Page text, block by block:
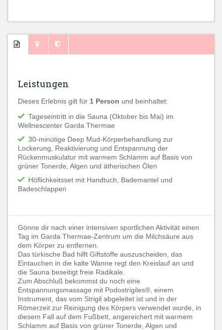
Leistungen
Dieses Erlebnis gilt für 1 Person und beinhaltet:
Tageseintritt in die Sauna (Oktober bis Mai) im
Wellnescenter Garda Thermae
30-minütige Deep Mud-Körperbehandlung zur
Lockerung, Reaktivierung und Entspannung der
Rückenmuskulatur mit warmem Schlamm auf Basis von
grüner Tonerde, Algen und ätherischen Ölen
Höflichkeitsset mit Handtuch, Bademantel und
Badeschlappen
Gönne dir nach einer intensiven sportlichen Aktivität einen
Tag im Garda Thermae-Zentrum um die Milchsäure aus
dem Körper zu entfernen.
Das türkische Bad hilft Giftstoffe auszuscheiden, das
Eintauchen in die kalte Wanne regt den Kreislauf an und
die Sauna beseitigt freie Radikale.
Zum Abschluß bekommst du noch eine
Entspannungsmassage mit Podostrigiles®, einem
Instrument, das vom Strigil abgeleitet ist und in der
Römerzeit zur Reinigung des Körpers verwendet wurde, in
diesem Fall auf dem Fußbett, angereichert mit warmem
Schlamm auf Basis von grüner Tonerde, Algen und